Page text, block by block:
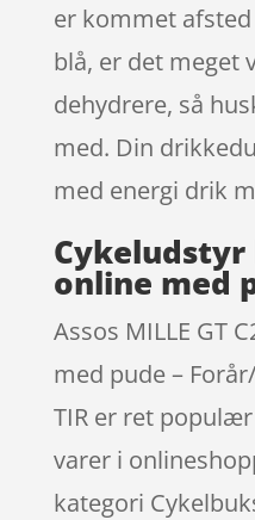
er kommet
blå, er det meget
dehydrere, så
med. Din
med energi drik
Cykeludstyr
online med
Assos MILLE GT
med pude –
TIR er ret
varer i
kategori